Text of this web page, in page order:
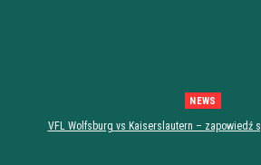
NEWS
VFL Wolfsburg vs Kaiserslautern – zapowiedź